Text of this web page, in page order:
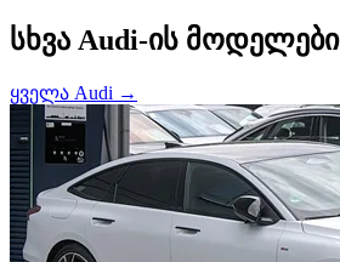
სხვა Audi-ის მოდელები
ყველა Audi →